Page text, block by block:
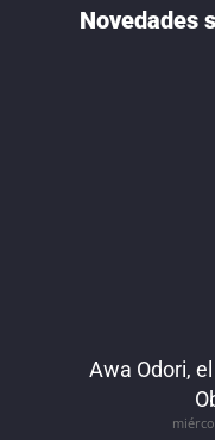
Novedades
Awa Odori,